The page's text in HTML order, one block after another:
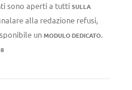
sono aperti a tutti SULLA
alla redazione refusi,
un MODULO DEDICATO.